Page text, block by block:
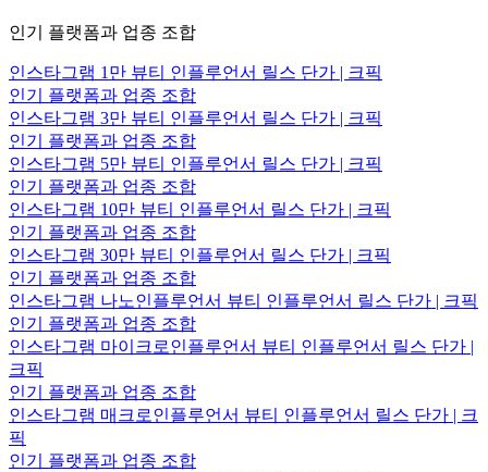
인기 플랫폼과 업종 조합
인스타그램 1만 뷰티 인플루언서 릴스 단가 | 크픽
인기 플랫폼과 업종 조합
인스타그램 3만 뷰티 인플루언서 릴스 단가 | 크픽
인기 플랫폼과 업종 조합
인스타그램 5만 뷰티 인플루언서 릴스 단가 | 크픽
인기 플랫폼과 업종 조합
인스타그램 10만 뷰티 인플루언서 릴스 단가 | 크픽
인기 플랫폼과 업종 조합
인스타그램 30만 뷰티 인플루언서 릴스 단가 | 크픽
인기 플랫폼과 업종 조합
인스타그램 나노인플루언서 뷰티 인플루언서 릴스 단가 | 크픽
인기 플랫폼과 업종 조합
인스타그램 마이크로인플루언서 뷰티 인플루언서 릴스 단가 |
크픽
인기 플랫폼과 업종 조합
인스타그램 매크로인플루언서 뷰티 인플루언서 릴스 단가 | 크
픽
인기 플랫폼과 업종 조합